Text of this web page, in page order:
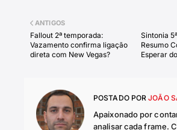
Sintonia
Resumo
Esperar
ANTIGOS
Fallout 2ª temporada:
Vazamento confirma ligação
direta com New Vegas?
POSTADO POR JOÃO
Apaixonado por
analisar cada frame.